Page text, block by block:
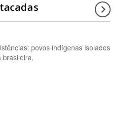
povos indígenas isolados
brasileira.